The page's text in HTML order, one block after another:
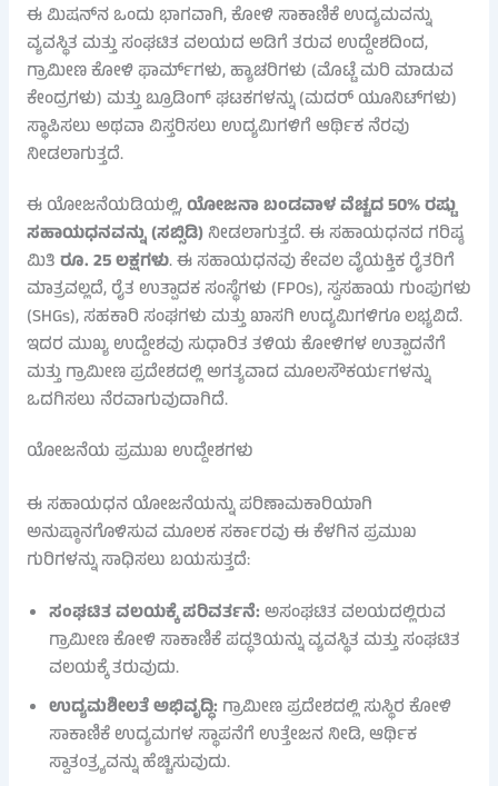
ಈ ಮಿಷನ್‌ನ ಒಂದು ಭಾಗವಾಗಿ, ಕೋಳಿ ಸಾಕಾಣಿಕೆ ಉದ್ಯಮವನ್ನು
ವ್ಯವಸ್ಥಿತ ಮತ್ತು ಸಂಘಟಿತ ವಲಯದ ಅಡಿಗೆ ತರುವ ಉದ್ದೇಶದಿಂದ,
ಗ್ರಾಮೀಣ ಕೋಳಿ ಫಾರ್ಮ್‌ಗಳು, ಹ್ಯಾಚರಿಗಳು (ಮೊಟ್ಟೆ ಮರಿ ಮಾಡುವ
ಕೇಂದ್ರಗಳು) ಮತ್ತು ಬ್ರೂಡಿಂಗ್ ಘಟಕಗಳನ್ನು (ಮದರ್ ಯೂನಿಟ್‌ಗಳು)
ಸ್ಥಾಪಿಸಲು ಅಥವಾ ವಿಸ್ತರಿಸಲು ಉದ್ಯಮಿಗಳಿಗೆ ಆರ್ಥಿಕ ನೆರವು
ನೀಡಲಾಗುತ್ತದೆ.
ಈ ಯೋಜನೆಯಡಿಯಲ್ಲಿ,ಯೋಜನಾ ಬಂಡವಾಳ ವೆಚ್ಚದ 50% ರಷ್ಟು
ಸಹಾಯಧನವನ್ನು (ಸಬ್ಸಿಡಿ)ನೀಡಲಾಗುತ್ತದೆ. ಈ ಸಹಾಯಧನದ ಗರಿಷ್ಠ
ಮಿತಿರೂ. 25 ಲಕ್ಷಗಳು. ಈ ಸಹಾಯಧನವು ಕೇವಲ ವೈಯಕ್ತಿಕ ರೈತರಿಗೆ
ಮಾತ್ರವಲ್ಲದೆ, ರೈತ ಉತ್ಪಾದಕ ಸಂಸ್ಥೆಗಳು (FPOs), ಸ್ವಸಹಾಯ ಗುಂಪುಗಳು
(SHGs), ಸಹಕಾರಿ ಸಂಘಗಳು ಮತ್ತು ಖಾಸಗಿ ಉದ್ಯಮಿಗಳಿಗೂ ಲಭ್ಯವಿದೆ.
ಇದರ ಮುಖ್ಯ ಉದ್ದೇಶವು ಸುಧಾರಿತ ತಳಿಯ ಕೋಳಿಗಳ ಉತ್ಪಾದನೆಗೆ
ಮತ್ತು ಗ್ರಾಮೀಣ ಪ್ರದೇಶದಲ್ಲಿ ಅಗತ್ಯವಾದ ಮೂಲಸೌಕರ್ಯಗಳನ್ನು
ಒದಗಿಸಲು ನೆರವಾಗುವುದಾಗಿದೆ.
ಯೋಜನೆಯ ಪ್ರಮುಖ ಉದ್ದೇಶಗಳು
ಈ ಸಹಾಯಧನ ಯೋಜನೆಯನ್ನು ಪರಿಣಾಮಕಾರಿಯಾಗಿ
ಅನುಷ್ಠಾನಗೊಳಿಸುವ ಮೂಲಕ ಸರ್ಕಾರವು ಈ ಕೆಳಗಿನ ಪ್ರಮುಖ
ಗುರಿಗಳನ್ನು ಸಾಧಿಸಲು ಬಯಸುತ್ತದೆ:
ಸಂಘಟಿತ ವಲಯಕ್ಕೆ ಪರಿವರ್ತನೆ:ಅಸಂಘಟಿತ ವಲಯದಲ್ಲಿರುವ
ಗ್ರಾಮೀಣ ಕೋಳಿ ಸಾಕಾಣಿಕೆ ಪದ್ಧತಿಯನ್ನು ವ್ಯವಸ್ಥಿತ ಮತ್ತು ಸಂಘಟಿತ
ವಲಯಕ್ಕೆ ತರುವುದು.
ಉದ್ಯಮಶೀಲತೆ ಅಭಿವೃದ್ಧಿ: ಗ್ರಾಮೀಣ ಪ್ರದೇಶದಲ್ಲಿ ಸುಸ್ಥಿರ ಕೋಳಿ
ಸಾಕಾಣಿಕೆ ಉದ್ಯಮಗಳ ಸ್ಥಾಪನೆಗೆ ಉತ್ತೇಜನ ನೀಡಿ, ಆರ್ಥಿಕ
ಸ್ವಾತಂತ್ರ್ಯವನ್ನು ಹೆಚ್ಚಿಸುವುದು.